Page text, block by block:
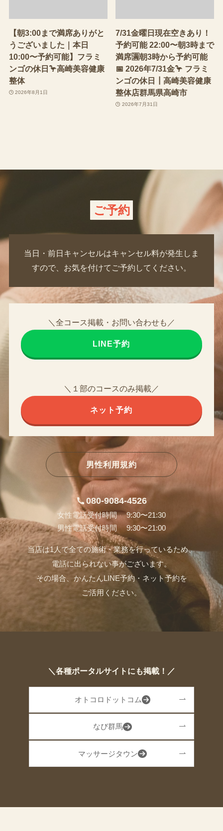
【朝3:00まで満席ありがと
うございました｜本日
10:00〜予約可能】フラミ
ンゴの休日🦩高崎美容健康
整体
2026年8月1日
7/31金曜日現在空きあり！
予約可能 22:00〜朝3時まで
満席🈵朝3時から予約可能
📅 2026年7/31金🦩 フラミ
ンゴの休日┃高崎美容健康
整体店群馬県高崎市
2026年7月31日
ご予約
当日・前日キャンセルはキャンセル料が発生しま
すので、お気を付けてご予約してください。
＼全コース掲載・お問い合わせも／
LINE予約
＼１部のコースのみ掲載／
ネット予約
男性利用規約
080-9084-4526
女性電話受付時間 9:30〜21:30
男性電話受付時間 9:30〜21:00
当店は1人で全ての施術・業務を行っているため、
電話に出られない事がございます。
その場合、かんたんLINE予約・ネット予約を
ご活用ください。
＼各種ポータルサイトにも掲載！／
オトコロドットコム
なび群馬
マッサージタウン